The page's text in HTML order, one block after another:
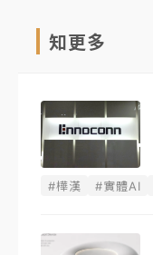
知更多
#樺漢 #實體AI